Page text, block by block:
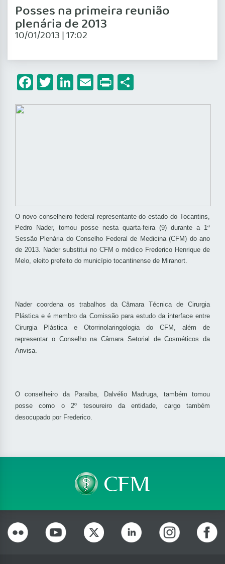
Posses na primeira reunião
plenária de 2013
10/01/2013 | 17:02
Facebook
Twitter
LinkedIn
Email
Print
O novo conselheiro federal representante do estado do Tocantins,
Pedro Nader, tomou posse nesta quarta-feira (9) durante a 1ª
Sessão Plenária do Conselho Federal de Medicina (CFM) do ano
de 2013. Nader substitui no CFM o médico Frederico Henrique de
Melo, eleito prefeito do município tocantinense de Miranort.
Nader coordena os trabalhos da Câmara Técnica de Cirurgia
Plástica e é membro da Comissão para estudo da interface entre
Cirurgia Plástica e Otorrinolaringologia do CFM, além de
representar o Conselho na Câmara Setorial de Cosméticos da
Anvisa.
O conselheiro da Paraíba, Dalvélio Madruga, também tomou
posse como o 2º tesoureiro da entidade, cargo também
desocupado por Frederico.